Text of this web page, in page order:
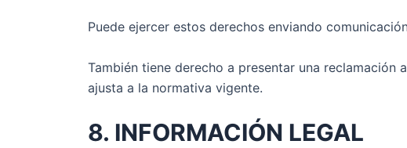
Puede ejercer estos derechos enviando
También tiene derecho a presentar una
ajusta a la normativa vigente.
8. INFORMACIÓN LEGAL